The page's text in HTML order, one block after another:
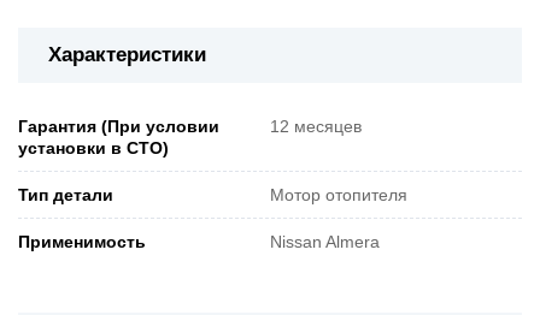
Характеристики
Гарантия (При условии
установки в СТО)
12 месяцев
Тип детали Мотор отопителя
Применимость Nissan Almera